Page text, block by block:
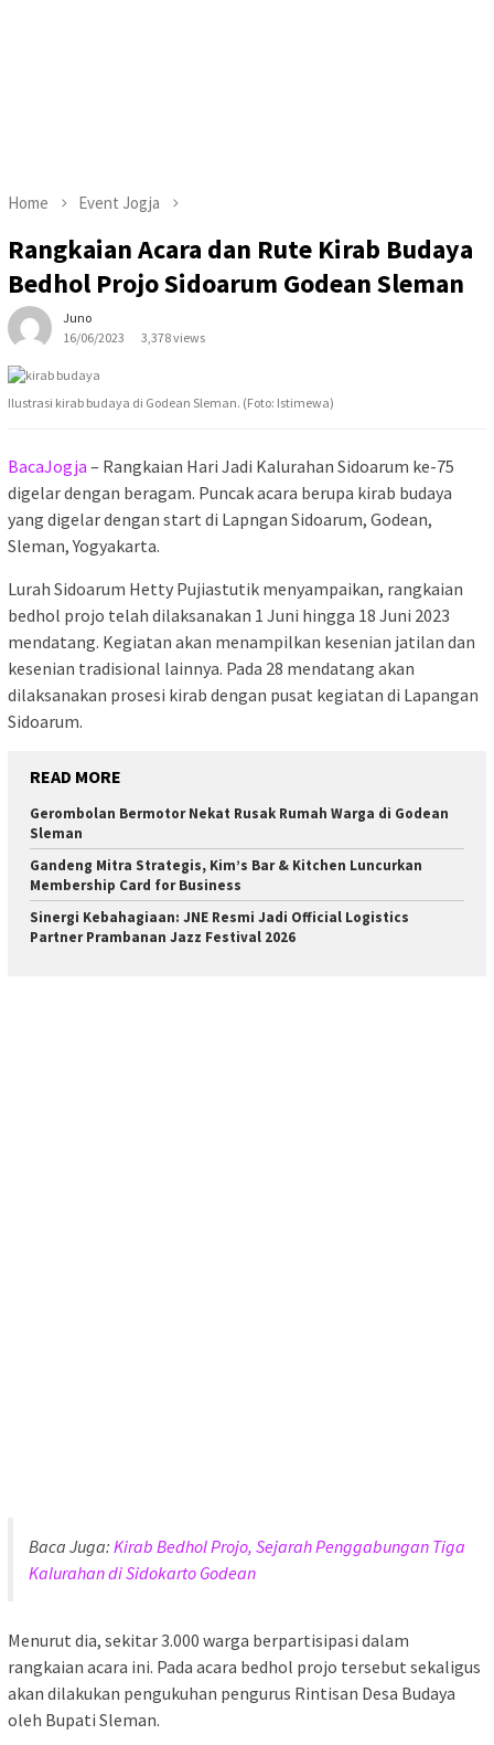
Home Event Jogja
Rangkaian Acara dan Rute Kirab Budaya
Bedhol Projo Sidoarum Godean Sleman
Juno
16/06/2023
3,378 views
Ilustrasi kirab budaya di Godean Sleman. (Foto: Istimewa)
BacaJogja – Rangkaian Hari Jadi Kalurahan Sidoarum ke-75
digelar dengan beragam. Puncak acara berupa kirab budaya
yang digelar dengan start di Lapngan Sidoarum, Godean,
Sleman, Yogyakarta.
Lurah Sidoarum Hetty Pujiastutik menyampaikan, rangkaian
bedhol projo telah dilaksanakan 1 Juni hingga 18 Juni 2023
mendatang. Kegiatan akan menampilkan kesenian jatilan dan
kesenian tradisional lainnya. Pada 28 mendatang akan
dilaksanakan prosesi kirab dengan pusat kegiatan di Lapangan
Sidoarum.
READ MORE
Gerombolan Bermotor Nekat Rusak Rumah Warga di Godean
Sleman
Gandeng Mitra Strategis, Kim’s Bar & Kitchen Luncurkan
Membership Card for Business
Sinergi Kebahagiaan: JNE Resmi Jadi Official Logistics
Partner Prambanan Jazz Festival 2026
Baca Juga: Kirab Bedhol Projo, Sejarah Penggabungan Tiga
Kalurahan di Sidokarto Godean
Menurut dia, sekitar 3.000 warga berpartisipasi dalam
rangkaian acara ini. Pada acara bedhol projo tersebut sekaligus
akan dilakukan pengukuhan pengurus Rintisan Desa Budaya
oleh Bupati Sleman.